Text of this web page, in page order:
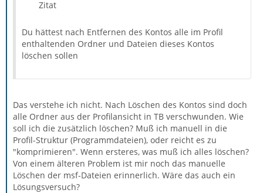
Zitat
Du hättest nach Entfernen des Kontos alle im Profil
enthaltenden Ordner und Dateien dieses Kontos
löschen sollen
Das verstehe ich nicht. Nach Löschen des Kontos sind doch
alle Ordner aus der Profilansicht in TB verschwunden. Wie
soll ich die zusätzlich löschen? Muß ich manuell in die
Profil-Struktur (Programmdateien), oder reicht es zu
"komprimieren". Wenn ersteres, was muß ich alles löschen?
Von einem älteren Problem ist mir noch das manuelle
Löschen der msf-Dateien erinnerlich. Wäre das auch ein
Lösungsversuch?